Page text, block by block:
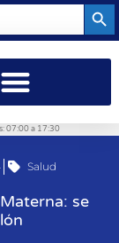
07:00 a 17:30
Salud
se